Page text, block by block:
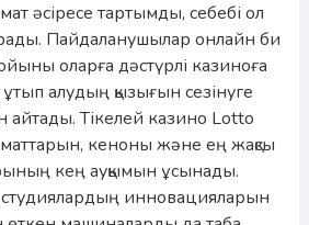
әсіресе тартымды, себебі ол
Пайдаланушылар онлайн би
оларға дәстүрлі казиноға
ұтып алудың қызығын сезінуге
айтады. Тікелей казино Lotto
кеноны және ең жақсы
кең ауқымын ұсынады.
инновацияларын